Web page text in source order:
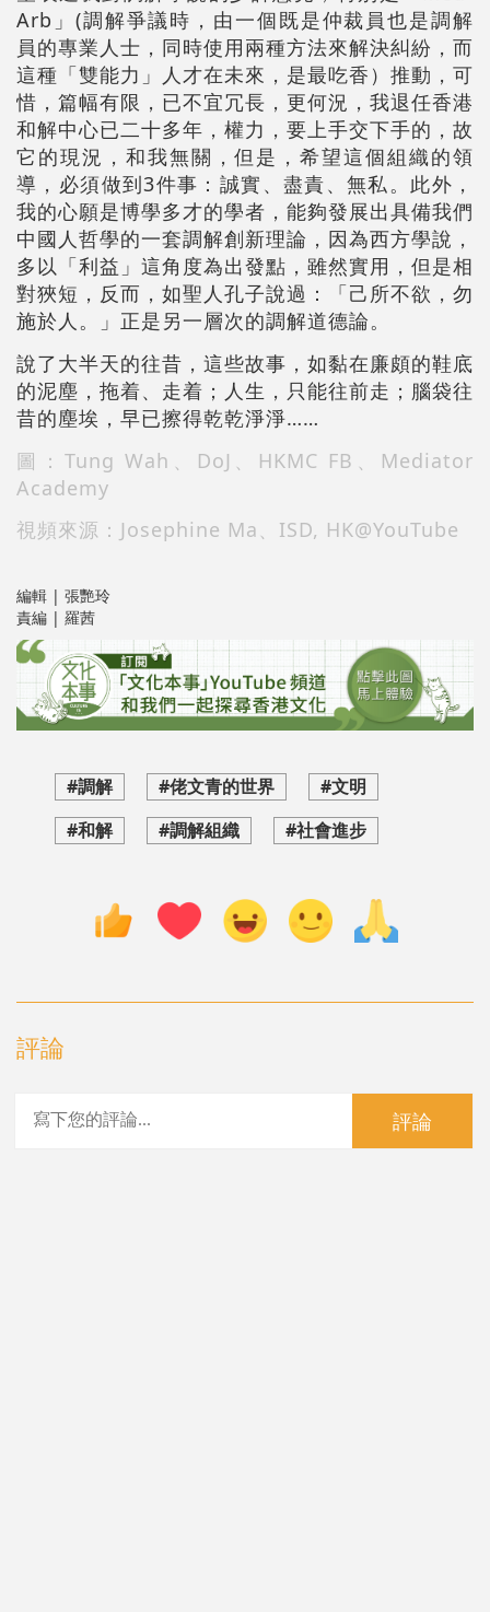
Arb」(調解爭議時，由一個既是仲裁員也是調解
員的專業人士，同時使用兩種方法來解決糾紛，而
這種「雙能力」人才在未來，是最吃香）推動，可
惜，篇幅有限，已不宜冗長，更何況，我退任香港
和解中心已二十多年，權力，要上手交下手的，故
它的現況，和我無關，但是，希望這個組織的領
導，必須做到3件事：誠實、盡責、無私。此外，
我的心願是博學多才的學者，能夠發展出具備我們
中國人哲學的一套調解創新理論，因為西方學說，
多以「利益」這角度為出發點，雖然實用，但是相
對狹短，反而，如聖人孔子說過：「己所不欲，勿
施於人。」正是另一層次的調解道德論。
說了大半天的往昔，這些故事，如黏在廉頗的鞋底
的泥塵，拖着、走着；人生，只能往前走；腦袋往
昔的塵埃，早已擦得乾乾淨淨……
圖：Tung Wah、DoJ、HKMC FB、Mediator
Academy
視頻來源：Josephine Ma、ISD, HK@YouTube
編輯 | 張艷玲
責編 | 羅茜
#調解 #佬文青的世界
#文明
#和解
#調解組織 #社會進步
評論
評論